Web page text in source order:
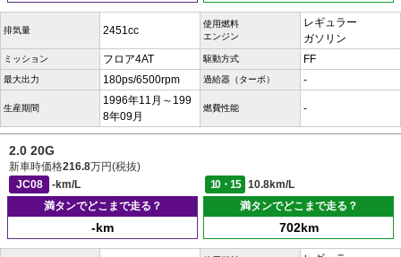
排気量 2451cc
使用燃料
エンジン
レギュラー
ガソリン
ミッション フロア4AT 駆動方式 FF
最大出力 180ps/6500rpm 過給器（ターボ） -
生産期間
1996年11月～199
8年09月
燃費性能 -
2.0 20G
新車時価格216.8万円(税抜)
JC08
-km/L 10・15
10.8km/L
満タンでどこまで走る？
-km
満タンでどこまで走る？
702km